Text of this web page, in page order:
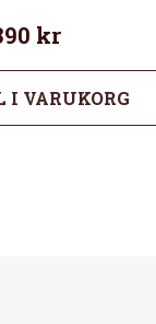
kr
I VARUKORG